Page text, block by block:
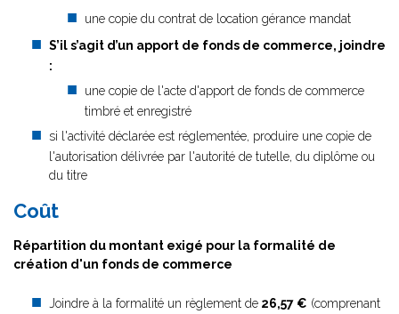
une copie du contrat de location gérance mandat
S’il s’agit d’un apport de fonds de commerce, joindre
:
une copie de l'acte d'apport de fonds de commerce
timbré et enregistré
si l'activité déclarée est réglementée, produire une copie de
l'autorisation délivrée par l'autorité de tutelle, du diplôme ou
du titre
Coût
Répartition du montant exigé pour la formalité de
création d'un fonds de commerce
Joindre à la formalité un règlement de 26,57 € (comprenant